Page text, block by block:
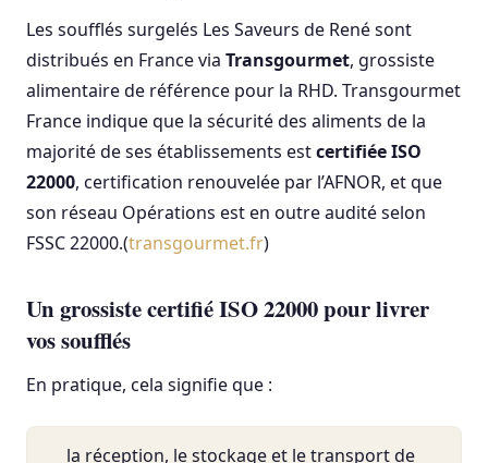
Les soufflés surgelés Les Saveurs de René sont
distribués en France via Transgourmet, grossiste
alimentaire de référence pour la RHD. Transgourmet
France indique que la sécurité des aliments de la
majorité de ses établissements estcertifiée ISO
22000, certification renouvelée par l’AFNOR, et que
son réseau Opérations est en outre audité selon
FSSC 22000.(transgourmet.fr)
Un grossiste certifié ISO 22000 pour livrer
vos soufflés
En pratique, cela signifie que :
la réception, le stockage et le transport de